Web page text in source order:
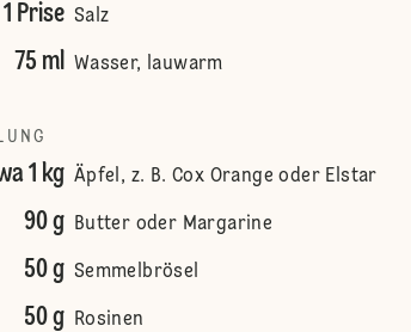
1 Prise Salz
75 ml Wasser, lauwarm
1 kg Äpfel, z. B. Cox Orange oder Elstar
90 g Butter oder Margarine
50 g Semmelbrösel
50 g Rosinen